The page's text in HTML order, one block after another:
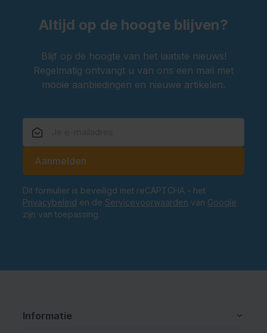
Altijd op de hoogte blijven?
Blijf op de hoogte van het laatste nieuws!
Regelmatig ontvangt u van ons een mail met
mooie aanbiedingen en nieuwe artikelen.
Aanmelden
Dit formulier is beveiligd met reCAPTCHA - het
Privacybeleid en de Servicevoorwaarden van Google
zijn van toepassing.
Informatie